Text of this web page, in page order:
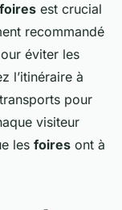
foires est crucial
recommandé
éviter les
l’itinéraire à
pour
visiteur
les foires ont à